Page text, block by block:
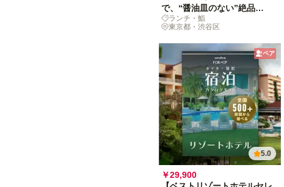
で、“醤油皿のない”絶品
sushiランチ
ランチ・鮨
東京都・渋谷区
ペア
5.0
￥29,900